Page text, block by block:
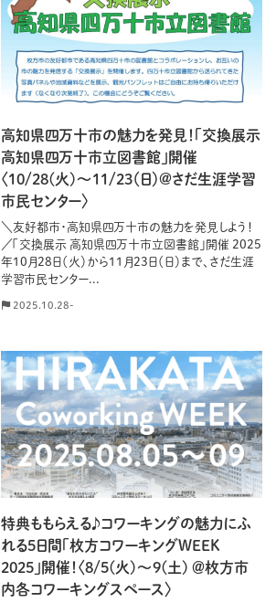
高知県四万十市の魅力を発見！「交換展示
高知県四万十市立図書館」開催
〈10/28(火)〜11/23（日）@さだ生涯学習
市民センター〉
＼友好都市・高知県四万十市の魅力を発見しよう！
／「交換展示 高知県四万十市立図書館」開催 2025
年10月28日（火）から11月23日（日）まで、さだ生涯
学習市民センター...
2025.10.28-
特典ももらえる♪コワーキングの魅力にふ
れる5日間「枚方コワーキングWEEK
2025」開催！〈8/5(火)〜9(土) ＠枚方市
内各コワーキングスペース〉